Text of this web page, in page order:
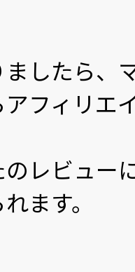
したら、
フィリエ
レビュー
ます。